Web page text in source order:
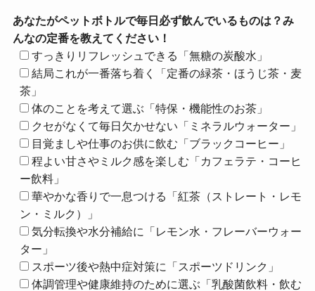
あなたがペットボトルで毎日必ず飲んでいるものは？み
んなの定番を教えてください！
すっきりリフレッシュできる「無糖の炭酸水」
結局これが一番落ち着く「定番の緑茶・ほうじ茶・麦
茶」
体のことを考えて選ぶ「特保・機能性のお茶」
クセがなくて毎日欠かせない「ミネラルウォーター」
目覚ましや仕事のお供に飲む「ブラックコーヒー」
程よい甘さやミルク感を楽しむ「カフェラテ・コーヒ
ー飲料」
華やかな香りで一息つける「紅茶（ストレート・レモ
ン・ミルク）」
気分転換や水分補給に「レモン水・フレーバーウォー
ター」
スポーツ後や熱中症対策に「スポーツドリンク」
体調管理や健康維持のために選ぶ「乳酸菌飲料・飲む